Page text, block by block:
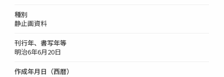
種別
静止画資料
刊行年、書写年等
明治6年6月20日
作成年月日（西暦）